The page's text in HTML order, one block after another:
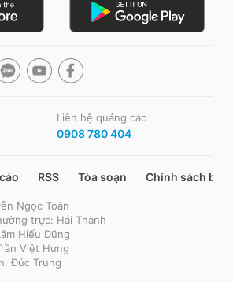
Liên hệ quảng cáo
0908 780 404
RSS Tòa soạn Chính sách bảo
Ngọc Toàn
trực: Hải Thành
Hiếu Dũng
Việt Hưng
Đức Trung